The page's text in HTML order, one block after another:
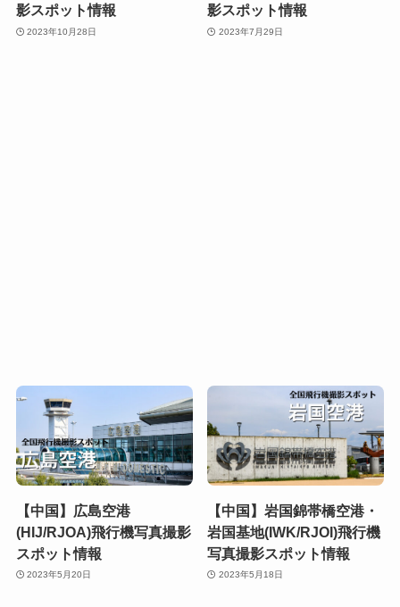
影スポット情報
2023年10月28日
影スポット情報
2023年7月29日
【中国】広島空港
(HIJ/RJOA)飛行機写真撮影
スポット情報
2023年5月20日
【中国】岩国錦帯橋空港・
岩国基地(IWK/RJOI)飛行機
写真撮影スポット情報
2023年5月18日